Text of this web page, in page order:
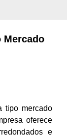
MERCADO
Mercado
tipo mercado
oferece
e